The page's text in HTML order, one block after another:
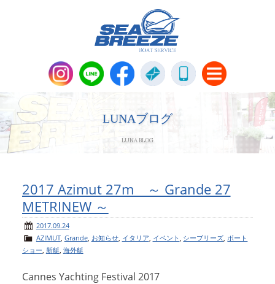
Boat Sales
新艇・中古艇情報
メンテナンス
Parts＆Apparel
パーツ販売・アパレル商品
ニュース＆トピックス
LUNAブログ
LUNA BLOG
2017 Azimut 27m ～ Grande 27
METRINEW ～
2017.09.24
AZIMUT, Grande, お知らせ, イタリア イベント シーブリーズ ボート
ショー 新艇 海外艇
Cannes Yachting Festival 2017